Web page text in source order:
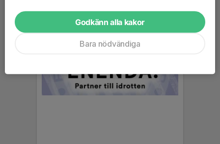
Godkänn alla kakor
Bara nödvändiga